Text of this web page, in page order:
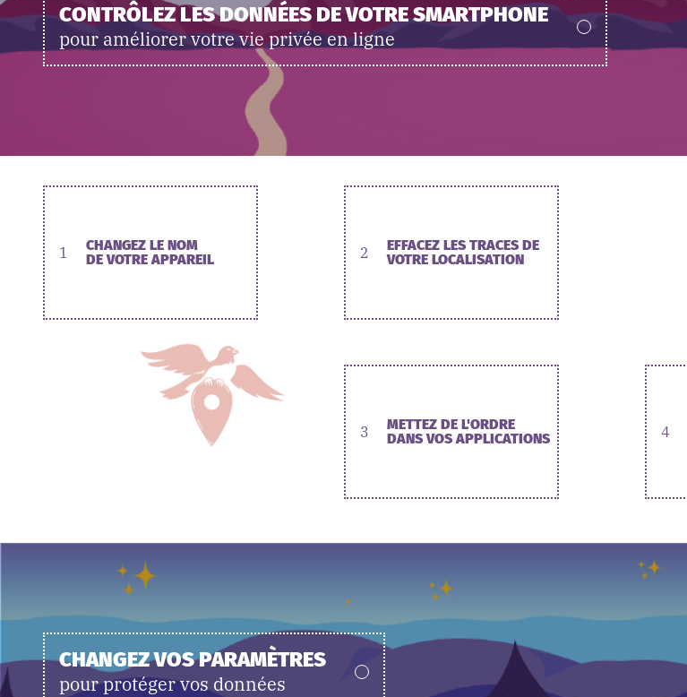
CONTRÔLEZ LES DONNÉES DE VOTRE SMARTPHONE
pour améliorer votre vie privée en ligne
1
CHANGEZ LE NOM
DE VOTRE APPAREIL
2
EFFACEZ LES TRACES DE
VOTRE LOCALISATION
3
METTEZ DE L'ORDRE
DANS VOS APPLICATIONS
4
CHANGEZ VOS PARAMÈTRES
pour protéger vos données